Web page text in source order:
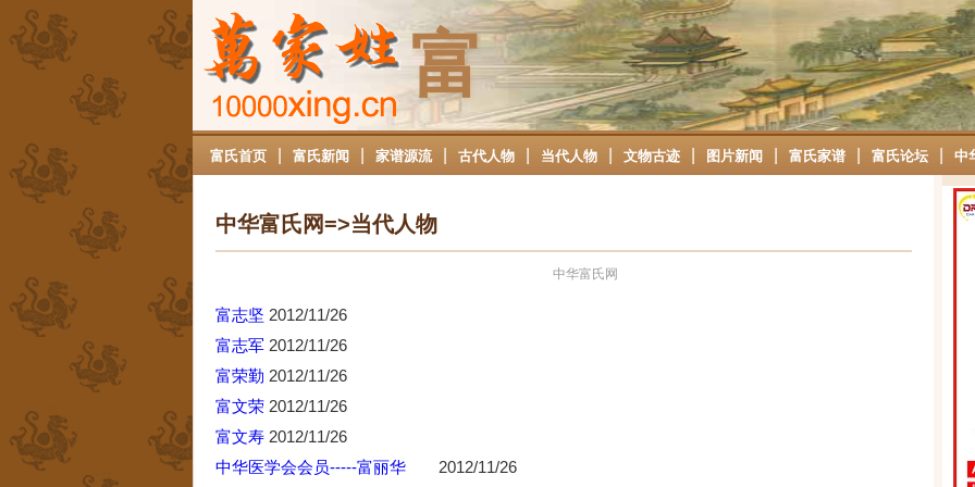
富
富氏首页 富氏新闻 家谱源流 古代人物 当代人物 文物古迹 图片新闻 富氏家谱 富氏论坛 中
中华富氏网=>当代人物
中华富氏网
富志坚 2012/11/26
富志军 2012/11/26
富荣勤 2012/11/26
富文荣 2012/11/26
富文寿 2012/11/26
中华医学会会员-----富丽华 2012/11/26